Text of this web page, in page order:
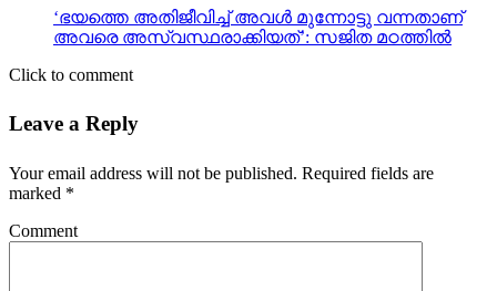
Leave a Reply
marked *